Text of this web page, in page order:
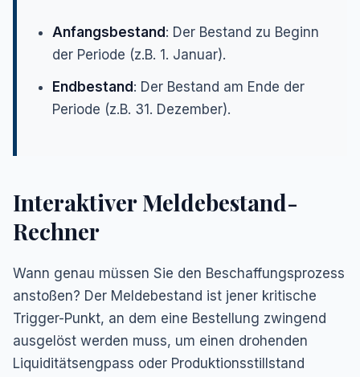
Anfangsbestand : Der Bestand zu Beginn
der Periode (z.B. 1. Januar).
Endbestand : Der Bestand am Ende der
Periode (z.B. 31. Dezember).
Interaktiver Meldebestand-
Rechner
Wann genau müssen Sie den Beschaffungsprozess
anstoßen? Der Meldebestand ist jener kritische
Trigger-Punkt, an dem eine Bestellung zwingend
ausgelöst werden muss, um einen drohenden
Liquiditätsengpass oder Produktionsstillstand